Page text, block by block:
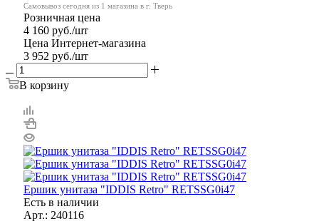
Самовывоз сегодня из 1 магазина в г. Тверь
Розничная цена
4 160 руб./шт
Цена Интернет-магазина
3 952 руб./шт
В корзину
Ершик унитаза "IDDIS Retro" RETSSG0i47
Есть в наличии
Арт.: 240116